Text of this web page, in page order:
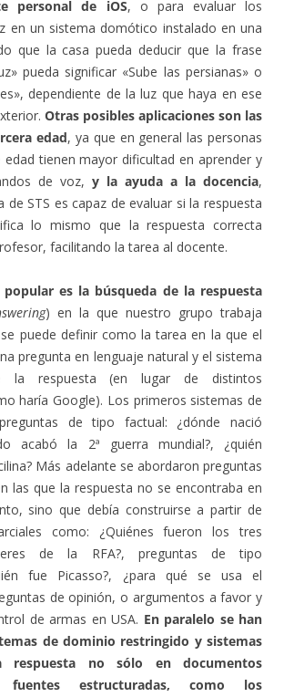
personal de iOS, o para evaluar los
en un sistema domótico instalado en una
que la casa pueda deducir que la frase
pueda significar «Sube las persianas» o
dependiente de la luz que haya en ese
Otras posibles aplicaciones son las
edad, ya que en general las personas
tienen mayor dificultad en aprender y
de voz, y la ayuda a la docencia,
de STS es capaz de evaluar si la respuesta
lo mismo que la respuesta correcta
facilitando la tarea al docente.
es la búsqueda de la respuesta
) en la que nuestro grupo trabaja
puede definir como la tarea en la que el
pregunta en lenguaje natural y el sistema
la respuesta (en lugar de distintos
haría Google). Los primeros sistemas de
de tipo factual: ¿dónde nació
acabó la 2ª guerra mundial?, ¿quién
Más adelante se abordaron preguntas
las que la respuesta no se encontraba en
sino que debía construirse a partir de
como: ¿Quiénes fueron los tres
de la RFA?, preguntas de tipo
fue Picasso?, ¿para qué se usa el
de opinión, o argumentos a favor y
de armas en USA. En paralelo se han
de dominio restringido y sistemas
respuesta no sólo en documentos
estructuradas, como los